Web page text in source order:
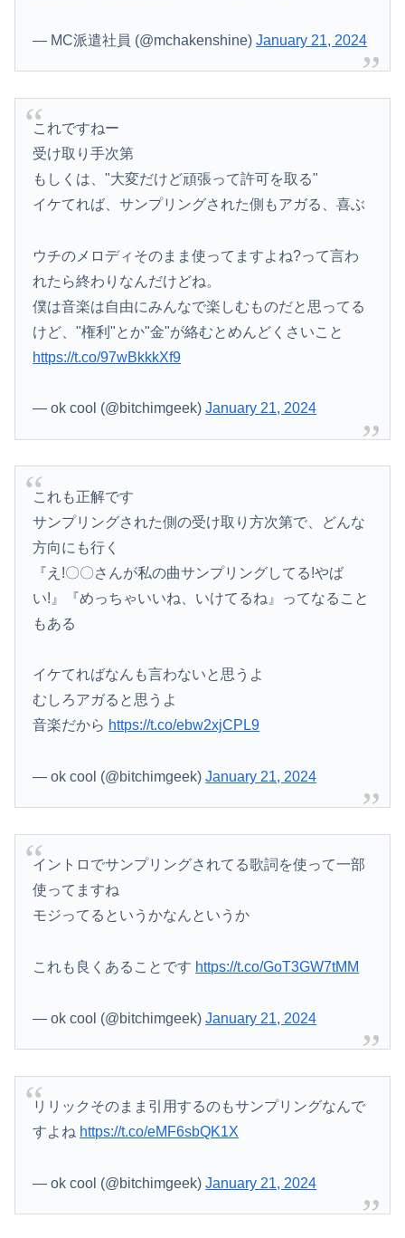
— MC派遣社員 (@mchakenshine)January 21, 2024
これですねー
受け取り手次第
もしくは、"大変だけど頑張って許可を取る"
イケてれば、サンプリングされた側もアガる、喜ぶ
ウチのメロディそのまま使ってますよね?って言わ
れたら終わりなんだけどね。
僕は音楽は自由にみんなで楽しむものだと思ってる
けど、"権利"とか"金"が絡むとめんどくさいこと
https://t.co/97wBkkkXf9
— ok cool (@bitchimgeek)January 21, 2024
これも正解です
サンプリングされた側の受け取り方次第で、どんな
方向にも行く
『え!〇〇さんが私の曲サンプリングしてる!やば
い!』『めっちゃいいね、いけてるね』ってなること
もある
イケてればなんも言わないと思うよ
むしろアガると思うよ
音楽だから https://t.co/ebw2xjCPL9
— ok cool (@bitchimgeek)January 21, 2024
イントロでサンプリングされてる歌詞を使って一部
使ってますね
モジってるというかなんというか
これも良くあることです https://t.co/GoT3GW7tMM
— ok cool (@bitchimgeek)January 21, 2024
リリックそのまま引用するのもサンプリングなんで
すよね https://t.co/eMF6sbQK1X
— ok cool (@bitchimgeek)January 21, 2024